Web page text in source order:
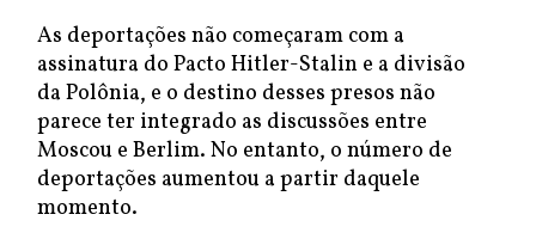
As deportações não começaram com a
assinatura do Pacto Hitler-Stalin e a divisão
da Polônia, e o destino desses presos não
parece ter integrado as discussões entre
Moscou e Berlim. No entanto, o número de
deportações aumentou a partir daquele
momento.